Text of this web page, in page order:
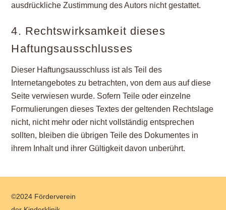
ausdrückliche Zustimmung des Autors nicht gestattet.
4. Rechtswirksamkeit dieses
Haftungsausschlusses
Dieser Haftungsausschluss ist als Teil des
Internetangebotes zu betrachten, von dem aus auf diese
Seite verwiesen wurde. Sofern Teile oder einzelne
Formulierungen dieses Textes der geltenden Rechtslage
nicht, nicht mehr oder nicht vollständig entsprechen
sollten, bleiben die übrigen Teile des Dokumentes in
ihrem Inhalt und ihrer Gültigkeit davon unberührt.
To
©2024 Förderverein